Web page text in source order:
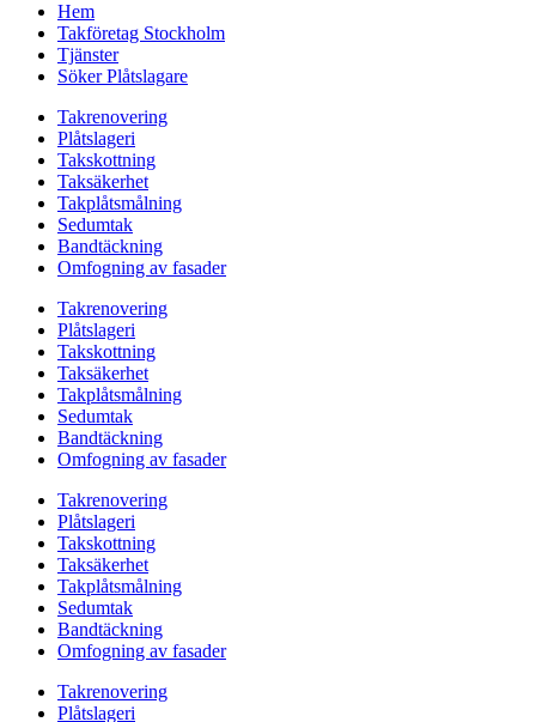
Hem
Takföretag Stockholm
Tjänster
Söker Plåtslagare
Takrenovering
Plåtslageri
Takskottning
Taksäkerhet
Takplåtsmålning
Sedumtak
Bandtäckning
Omfogning av fasader
Takrenovering
Plåtslageri
Takskottning
Taksäkerhet
Takplåtsmålning
Sedumtak
Bandtäckning
Omfogning av fasader
Takrenovering
Plåtslageri
Takskottning
Taksäkerhet
Takplåtsmålning
Sedumtak
Bandtäckning
Omfogning av fasader
Takrenovering
Plåtslageri